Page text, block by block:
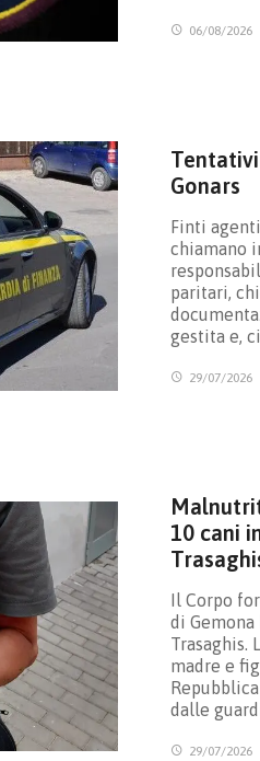
06/08/2026
Gonars
Finti
chiamano
paritari,
gestita e,
29/07/2026
10 cani
Il Corpo
di
Trasaghis.
madre e
dalle
29/07/2026